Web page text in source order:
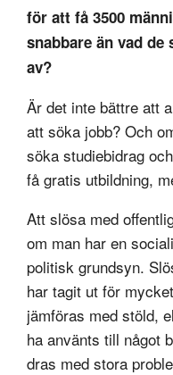
för att få 3500
snabbare än vad
av?
Är det inte bättre att
att söka jobb? Och
söka studiebidrag
få gratis utbildning,
Att slösa med
om man har en
politisk grundsyn.
har tagit ut för
jämföras med stöld,
ha använts till något
dras med stora